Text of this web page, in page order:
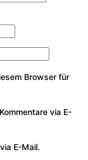
Browser für
via E-
E-Mail.